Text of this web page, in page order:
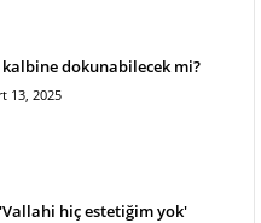
dokunabilecek mi?
13, 2025
hiç estetiğim yok'